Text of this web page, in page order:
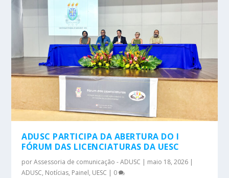
ADUSC PARTICIPA DA ABERTURA DO I
FÓRUM DAS LICENCIATURAS DA UESC
porAssessoria de comunicação - ADUSC | maio 18, 2026 |
ADUSC, Notícias, Painel, UESC | 0